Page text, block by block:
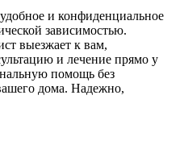
и конфиденциальное
зависимостью.
выезжает к вам,
и лечение прямо у
помощь без
дома. Надежно,